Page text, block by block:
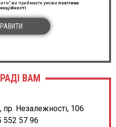
ви приймаєте умови політики
ВАМ
пр. Незалежності, 106
552 57 96